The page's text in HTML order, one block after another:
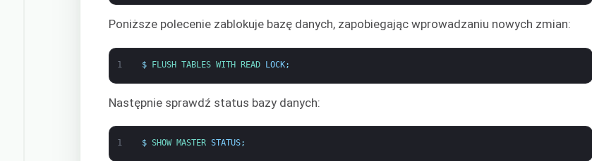
Poniższe polecenie zablokuje bazę danych, zapobiegając wprowadzaniu nowych zmian:
1 $ FLUSH TABLES WITH READ LOCK;
Następnie sprawdź status bazy danych:
1 $ SHOW MASTER STATUS;